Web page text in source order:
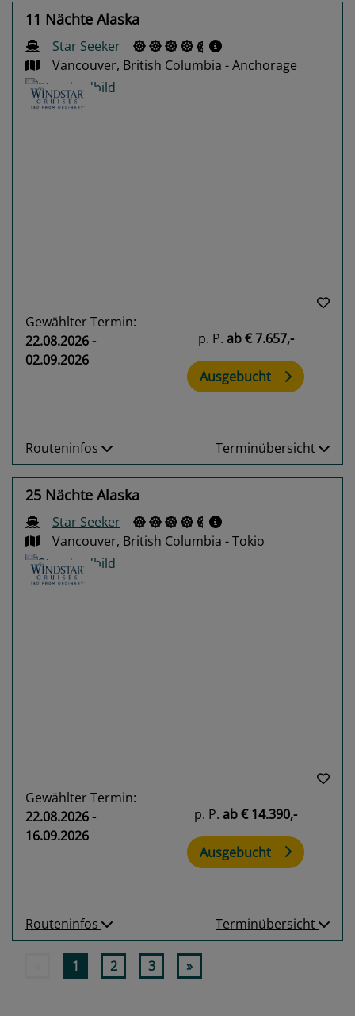
11 Nächte Alaska
Star Seeker
Vancouver, British Columbia - Anchorage
Gewählter Termin:
22.08.2026 -
02.09.2026
p. P. ab€ 7.657,-
Ausgebucht
Routeninfos Terminübersicht
25 Nächte Alaska
Star Seeker
Vancouver, British Columbia - Tokio
Gewählter Termin:
22.08.2026 -
16.09.2026
p. P. ab€ 14.390,-
Ausgebucht
Routeninfos Terminübersicht
1 2 3 »